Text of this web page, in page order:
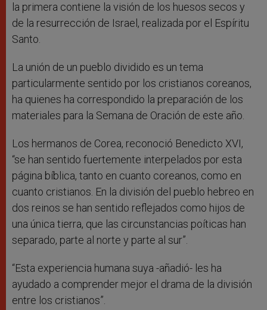
la primera contiene la visión de los huesos secos y
de la resurrección de Israel, realizada por el Espíritu
Santo.
La unión de un pueblo dividido es un tema
particularmente sentido por los cristianos coreanos,
ha quienes ha correspondido la preparación de los
materiales para la Semana de Oración de este año.
Los hermanos de Corea, reconoció Benedicto XVI,
“se han sentido fuertemente interpelados por esta
página bíblica, tanto en cuanto coreanos, como en
cuanto cristianos. En la división del pueblo hebreo en
dos reinos se han sentido reflejados como hijos de
una única tierra, que las circunstancias poíticas han
separado, parte al norte y parte al sur”.
“Esta experiencia humana suya -añadió- les ha
ayudado a comprender mejor el drama de la división
entre los cristianos”.